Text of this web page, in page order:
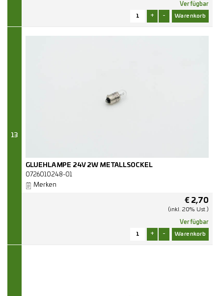
Verfügbar
+ -
13
GLUEHLAMPE 24V 2W METALLSOCKEL
0726010248-01
Merken
€2,70
(inkl. 20% Ust.)
Verfügbar
+ -